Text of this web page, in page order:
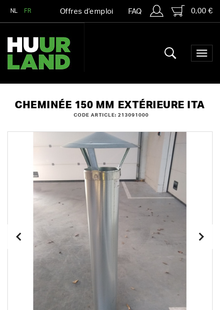
NL FR Offres d’emploi FAQ 0,00 €
CHEMINÉE 150 MM EXTÉRIEURE ITA
CODE ARTICLE: 213091000